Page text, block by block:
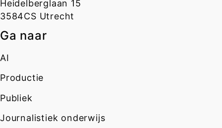
Heidelberglaan 15
3584CS Utrecht
Ga naar
AI
Productie
Publiek
Journalistiek onderwijs